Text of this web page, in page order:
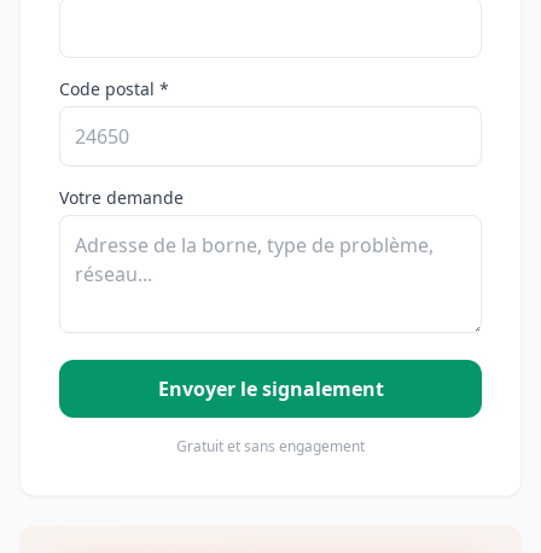
Code postal *
Votre demande
Envoyer le signalement
Gratuit et sans engagement